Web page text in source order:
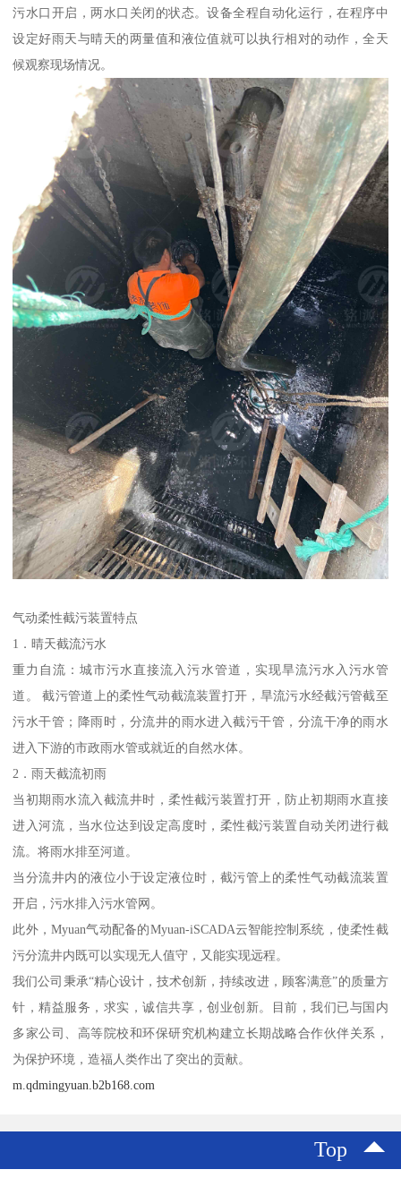
污水口开启，两水口关闭的状态。设备全程自动化运行，在程序中
设定好雨天与晴天的两量值和液位值就可以执行相对的动作，全天
候观察现场情况。
气动柔性截污装置特点
1．晴天截流污水
重力自流：城市污水直接流入污水管道，实现旱流污水入污水管
道。 截污管道上的柔性气动截流装置打开，旱流污水经截污管截至
污水干管；降雨时，分流井的雨水进入截污干管，分流干净的雨水
进入下游的市政雨水管或就近的自然水体。
2．雨天截流初雨
当初期雨水流入截流井时，柔性截污装置打开，防止初期雨水直接
进入河流，当水位达到设定高度时，柔性截污装置自动关闭进行截
流。将雨水排至河道。
当分流井内的液位小于设定液位时，截污管上的柔性气动截流装置
开启，污水排入污水管网。
此外，Myuan气动配备的Myuan-iSCADA云智能控制系统，使柔性截
污分流井内既可以实现无人值守，又能实现远程。
我们公司秉承“精心设计，技术创新，持续改进，顾客满意”的质量方
针，精益服务，求实，诚信共享，创业创新。目前，我们已与国内
多家公司、高等院校和环保研究机构建立长期战略合作伙伴关系，
为保护环境，造福人类作出了突出的贡献。
m.qdmingyuan.b2b168.com
Top